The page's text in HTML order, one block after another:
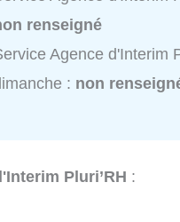
renseigné
Agence d'Interim
: non
Pluri’RH :